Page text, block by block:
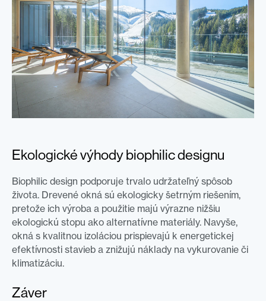
Ekologické výhody biophilic designu
Biophilic design podporuje trvalo udržateľný spôsob
života. Drevené okná sú ekologicky šetrným riešením,
pretože ich výroba a použitie majú výrazne nižšiu
ekologickú stopu ako alternatívne materiály. Navyše,
okná s kvalitnou izoláciou prispievajú k energetickej
efektívnosti stavieb a znižujú náklady na vykurovanie či
klimatizáciu.
Záver